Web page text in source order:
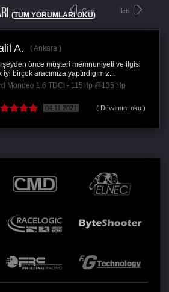
(TÜM YORUMLARI OKU)
Geri
A.
Ankara
önce müşteri memnuniyeti ve ilgisi
iyi birçok aracımıza yaptırdıgımız...
Mondeo 1.6 TDCi - 115Hp @135 Hp
04.11.2021 ( Devamını oku )
İleri